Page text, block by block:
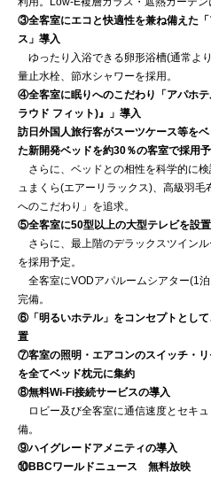
③全客室にエコと快適性を兼ね備えた
ス」導入
ゆったり入浴できる卵形浴槽(通常よ
量止水栓、節水シャワーを採用。
④全客室に眠りへのこだわり「アパホ
ラウド フィット)』」導入
訪日外国人旅行客がスーツケース等を
た新開発ベッドを約30％の客室で採用
さらに、ベッドとの相性を科学的に
ュまくら(エアーリラックス)、高級羽
へのこだわり」を追求。
⑤全客室に50型以上の大型テレビを設置
さらに、最上階のデラックスツイン
を採用予定。
全客室にVODアパルームシアター(1
完備。
⑥「明るいホテル」をコンセプトとし
置
⑦客室の照明・エアコンのスイッチ・
を全てベッド枕元に集約
⑧無料Wi-Fi接続サービスの導入
ロビー及び全客室に通信速度とセキ
備。
⑨ハイグレードアメニティの導入
⑩BBCワールドニュース 無料放映